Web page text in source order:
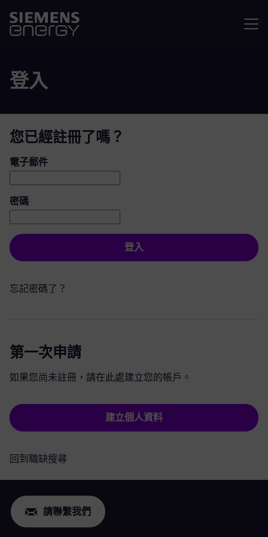
登入
您已經註冊了嗎？
登入：使用者和密碼
電子郵件
密碼
登入
忘記密碼了？
第一次申請
如果您尚未註冊，請在此處建立您的帳戶。
建立個人資料
回到職缺搜尋
請聯繫我們